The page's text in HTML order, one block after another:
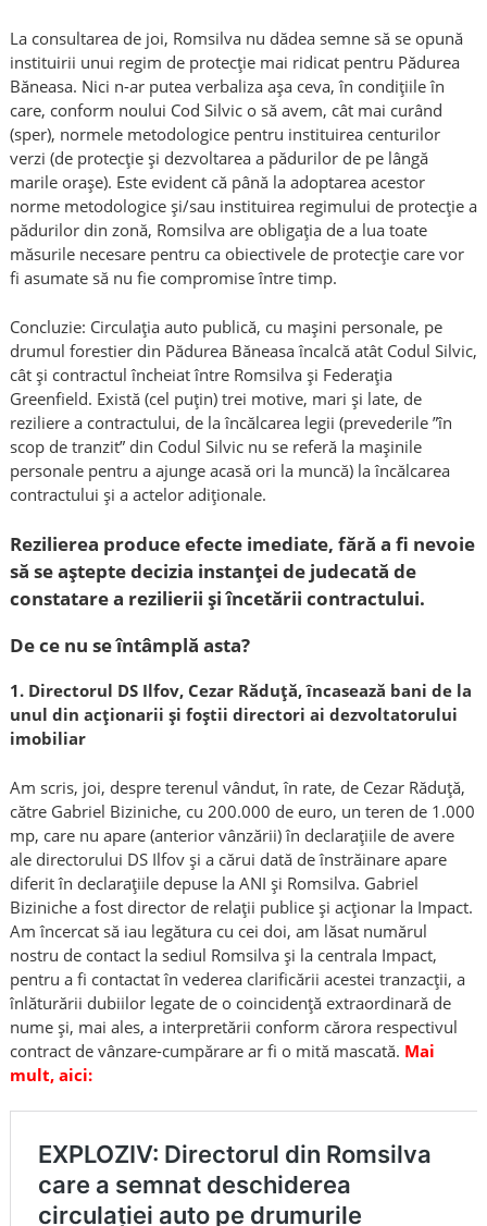
La consultarea de joi, Romsilva nu dădea semne să se opună
instituirii unui regim de protecție mai ridicat pentru Pădurea
Băneasa. Nici n-ar putea verbaliza așa ceva, în condițiile în
care, conform noului Cod Silvic o să avem, cât mai curând
(sper), normele metodologice pentru instituirea centurilor
verzi (de protecție și dezvoltarea a pădurilor de pe lângă
marile orașe). Este evident că până la adoptarea acestor
norme metodologice și/sau instituirea regimului de protecție a
pădurilor din zonă, Romsilva are obligația de a lua toate
măsurile necesare pentru ca obiectivele de protecție care vor
fi asumate să nu fie compromise între timp.
Concluzie: Circulația auto publică, cu mașini personale, pe
drumul forestier din Pădurea Băneasa încalcă atât Codul Silvic,
cât și contractul încheiat între Romsilva și Federația
Greenfield. Există (cel puțin) trei motive, mari și late, de
reziliere a contractului, de la încălcarea legii (prevederile ”în
scop de tranzit” din Codul Silvic nu se referă la mașinile
personale pentru a ajunge acasă ori la muncă) la încălcarea
contractului și a actelor adiționale.
Rezilierea produce efecte imediate, fără a fi nevoie
să se aștepte decizia instanței de judecată de
constatare a rezilierii și încetării contractului.
De ce nu se întâmplă asta?
1. Directorul DS Ilfov, Cezar Răduță, încasează bani de la
unul din acționarii și foștii directori ai dezvoltatorului
imobiliar
Am scris, joi, despre terenul vândut, în rate, de Cezar Răduță,
către Gabriel Biziniche, cu 200.000 de euro, un teren de 1.000
mp, care nu apare (anterior vânzării) în declarațiile de avere
ale directorului DS Ilfov și a cărui dată de înstrăinare apare
diferit în declarațiile depuse la ANI și Romsilva. Gabriel
Biziniche a fost director de relații publice și acționar la Impact.
Am încercat să iau legătura cu cei doi, am lăsat numărul
nostru de contact la sediul Romsilva și la centrala Impact,
pentru a fi contactat în vederea clarificării acestei tranzacții, a
înlăturării dubiilor legate de o coincidență extraordinară de
nume și, mai ales, a interpretării conform cărora respectivul
contract de vânzare-cumpărare ar fi o mită mascată. Mai
mult, aici: